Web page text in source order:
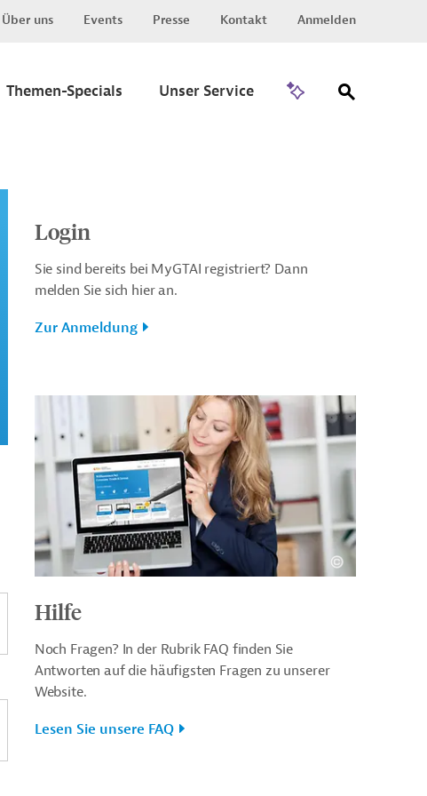
Über uns Events Presse Kontakt Anmelden
Themen-Specials Unser Service
Login
Sie sind bereits bei MyGTAI registriert? Dann
melden Sie sich hier an.
Zur Anmeldung
Hilfe
Noch Fragen? In der Rubrik FAQ finden Sie
Antworten auf die häufigsten Fragen zu unserer
Website.
Lesen Sie unsere FAQ